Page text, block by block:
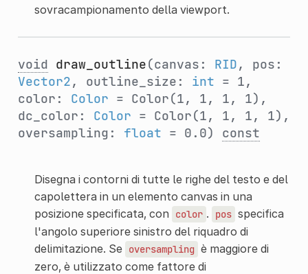
sovracampionamento della viewport.
void draw_outline(canvas: RID, pos:
Vector2, outline_size: int = 1,
color: Color = Color(1, 1, 1, 1),
dc_color: Color = Color(1, 1, 1, 1),
oversampling: float = 0.0) const
Disegna i contorni di tutte le righe del testo e del
capolettera in un elemento canvas in una
posizione specificata, con
color . pos specifica
l'angolo superiore sinistro del riquadro di
delimitazione. Se oversampling è maggiore di
zero, è utilizzato come fattore di